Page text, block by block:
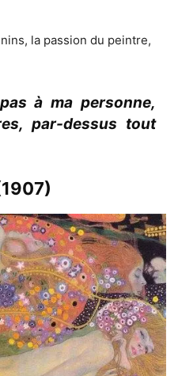
la passion du peintre,
à ma personne,
par-dessus tout